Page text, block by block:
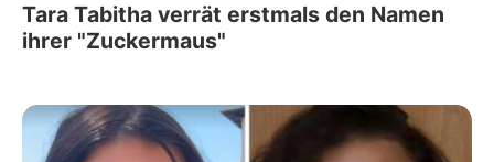
Tara Tabitha verrät erstmals den Namen
ihrer "Zuckermaus"